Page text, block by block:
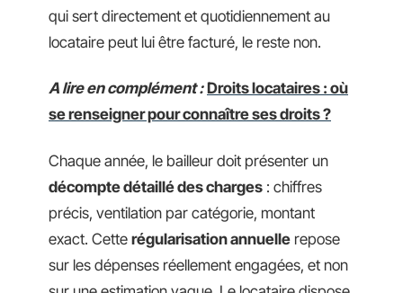
qui sert directement et quotidiennement au
locataire peut lui être facturé, le reste non.
A lire en complément : Droits locataires : où
se renseigner pour connaître ses droits ?
Chaque année, le bailleur doit présenter un
décompte détaillé des charges : chiffres
précis, ventilation par catégorie, montant
exact. Cette régularisation annuelle repose
sur les dépenses réellement engagées, et non